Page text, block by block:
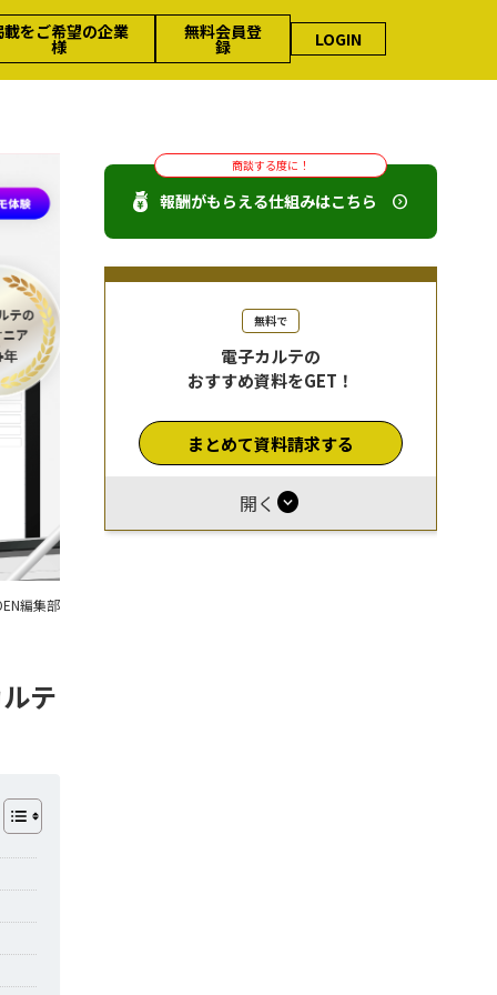
載をご希望の企業
様
無料会員登
録 LOGIN
編集部
テ
商談する度に！
報酬がもらえる仕組みはこちら
無料で
電子カルテの
おすすめ資料をGET！
まとめて資料請求する
開く expand_circle_down